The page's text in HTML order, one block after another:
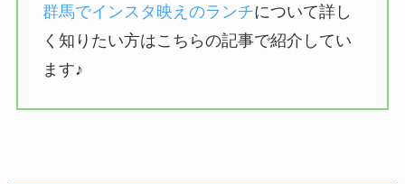
群馬でインスタ映えのランチについて詳し
く知りたい方はこちらの記事で紹介してい
ます♪